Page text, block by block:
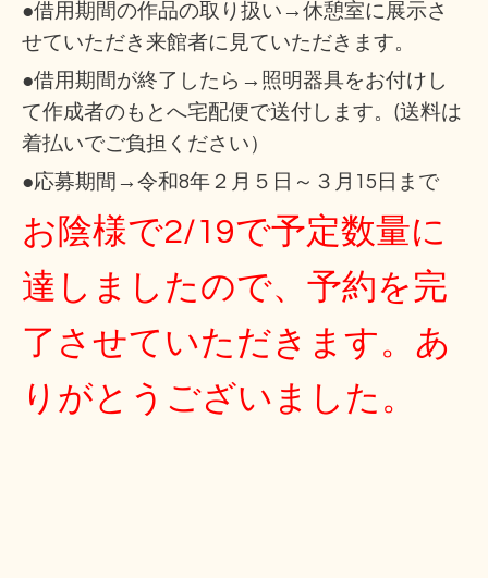
●借用期間の作品の取り扱い→休憩室に展示さ
せていただき来館者に見ていただきます。
●借用期間が終了したら→照明器具をお付けし
て作成者のもとへ宅配便で送付します。(送料は
着払いでご負担ください）
●応募期間→令和8年２月５日～３月15日まで
お陰様で2/19で予定数量に
達しましたので、予約を完
了させていただきます。あ
りがとうございました。